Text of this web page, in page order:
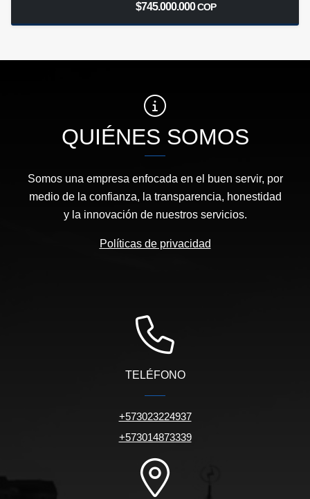
$745.000.000COP
QUIÉNES SOMOS
Somos una empresa enfocada en el buen servir, por
medio de la confianza, la transparencia, honestidad
y la innovación de nuestros servicios.
Políticas de privacidad
TELÉFONO
+573023224937
+573014873339